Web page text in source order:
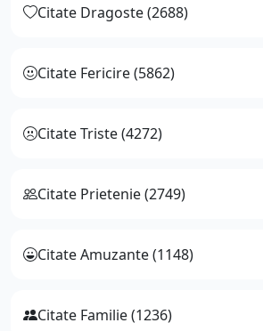
Citate Dragoste (2688)
Citate Fericire (5862)
Citate Triste (4272)
Citate Prietenie (2749)
Citate Amuzante (1148)
Citate Familie (1236)